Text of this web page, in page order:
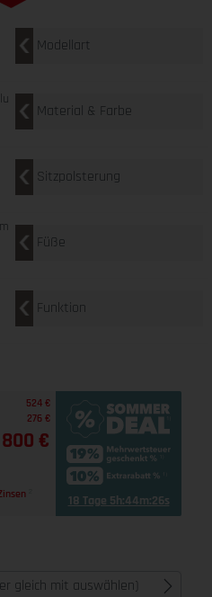
Modellart
Material & Farbe
Sitzpolsterung
Füße
Funktion
524 €
276 €
800 €
18 Tage 5h:44m:25s
gleich mit auswählen)